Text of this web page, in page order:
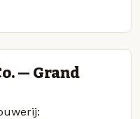
— Grand